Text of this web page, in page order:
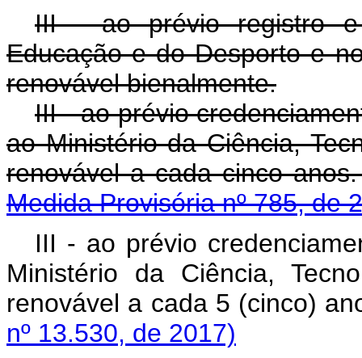
III - ao prévio registro e
Educação e do Desporto e
renovável bienalmente.
III - ao prévio
ao Ministério da Ciência,
renovável a cada
Medida Provisória nº 785, de
III - ao prévio
Ministério da Ciência,
renovável a cada 5
nº 13.530, de 2017)